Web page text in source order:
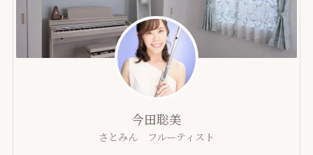
今田聡美
さとみん フルーティスト